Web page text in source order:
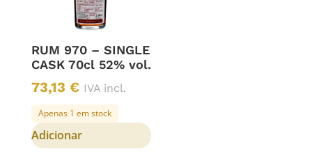
RUM 970 – SINGLE
CASK 70cl 52% vol.
73,13 € IVA incl.
Apenas 1 em stock
Adicionar